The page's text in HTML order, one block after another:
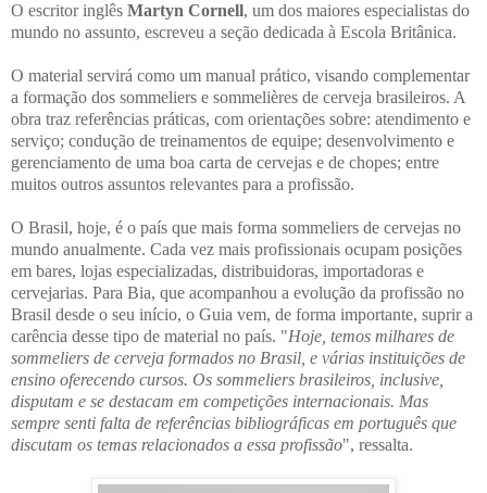
O escritor inglês Martyn Cornell, um dos maiores especialistas do
mundo no assunto, escreveu a seção dedicada à Escola Britânica.
O material servirá como um manual prático, visando complementar
a formação dos sommeliers e sommelières de cerveja brasileiros. A
obra traz referências práticas, com orientações sobre: atendimento e
serviço; condução de treinamentos de equipe; desenvolvimento e
gerenciamento de uma boa carta de cervejas e de chopes; entre
muitos outros assuntos relevantes para a profissão.
O Brasil, hoje, é o país que mais forma sommeliers de cervejas no
mundo anualmente. Cada vez mais profissionais ocupam posições
em bares, lojas especializadas, distribuidoras, importadoras e
cervejarias. Para Bia, que acompanhou a evolução da profissão no
Brasil desde o seu início, o Guia vem, de forma importante, suprir a
carência desse tipo de material no país. "Hoje, temos milhares de
sommeliers de cerveja formados no Brasil, e várias instituições de
ensino oferecendo cursos. Os sommeliers brasileiros, inclusive,
disputam e se destacam em competições internacionais. Mas
sempre senti falta de referências bibliográficas em português que
discutam os temas relacionados a essa profissão", ressalta.